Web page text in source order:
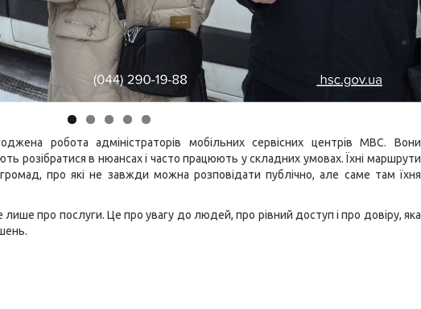
робота адміністраторів мобільних сервісних центрів МВС. Вони
розібратися в нюансах і часто працюють у складних умовах. Їхні маршрути
про які не завжди можна розповідати публічно, але саме там їхня
про послуги. Це про увагу до людей, про рівний доступ і про довіру, яка